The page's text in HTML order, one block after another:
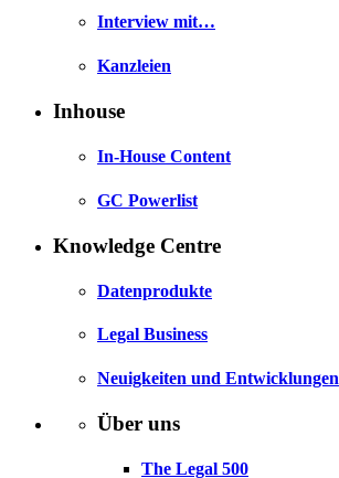
Interview mit…
Kanzleien
Inhouse
In-House Content
GC Powerlist
Knowledge Centre
Datenprodukte
Legal Business
Neuigkeiten und Entwicklungen
Über uns
The Legal 500